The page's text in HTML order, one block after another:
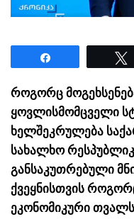
როგორც
ყოვლისმომცველი
ხელშეკრულება
სახალხო
განსაკუთრებული
ქვეყნისთვის
ეკონომიკური